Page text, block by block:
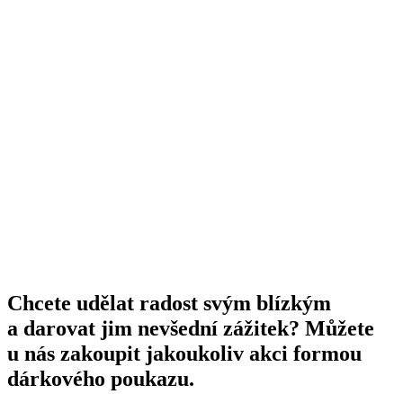
Chcete udělat radost svým blízkým
a darovat jim nevšední zážitek? Můžete
u nás zakoupit jakoukoliv akci formou
dárkového poukazu.